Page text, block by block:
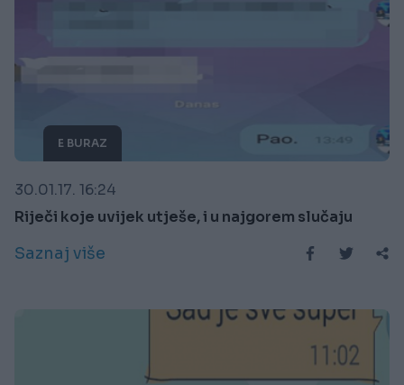
E BURAZ
30.01.17. 16:24
Riječi koje uvijek utješe, i u najgorem slučaju
Saznaj više